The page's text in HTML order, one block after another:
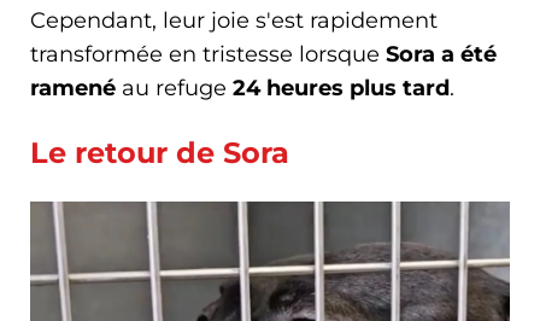
Cependant, leur joie s'est rapidement
transformée en tristesse lorsque Sora a été
ramené au refuge 24 heures plus tard.
Le retour de Sora